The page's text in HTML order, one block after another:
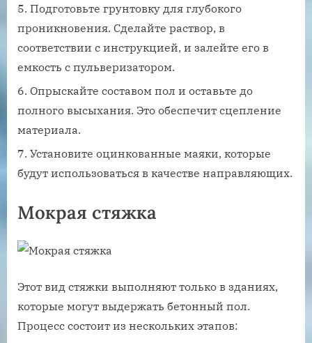
Подготовьте грунтовку для глубокого
проникновения. Сделайте раствор, в
соответствии с инструкцией, и залейте его в
емкость с пульверизатором.
Опрыскайте составом пол и оставьте до
полного высыхания. Это обеспечит сцепление
материала.
Установите оцинкованные маяки, которые
будут использоваться в качестве направляющих.
Мокрая стяжка
Этот вид стяжки выполняют только в зданиях,
которые могут выдержать бетонный пол.
Процесс состоит из нескольких этапов: